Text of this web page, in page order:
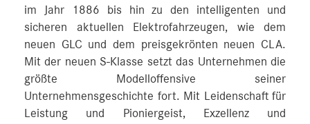
im Jahr 1886 bis hin zu den intelligenten und
sicheren aktuellen Elektrofahrzeugen, wie dem
neuen GLC und dem preisgekrönten neuen CLA.
Mit der neuen S-Klasse setzt das Unternehmen die
größte Modelloffensive seiner
Unternehmensgeschichte fort. Mit Leidenschaft für
Leistung und Pioniergeist, Exzellenz und